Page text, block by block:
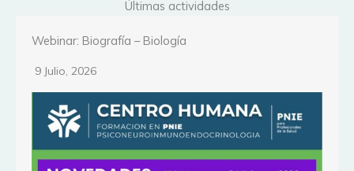
Últimas actividades
Ateneo Clínico CIPP
9 Julio, 2026